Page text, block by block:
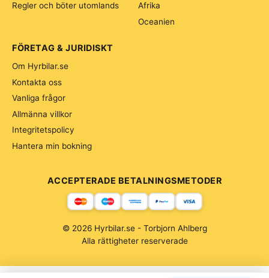
Afrika
Oceanien
Regler och böter utomlands
FÖRETAG & JURIDISKT
Om Hyrbilar.se
Kontakta oss
Vanliga frågor
Allmänna villkor
Integritetspolicy
Hantera min bokning
ACCEPTERADE BETALNINGSMETODER
© 2026 Hyrbilar.se - Torbjorn Ahlberg
Alla rättigheter reserverade